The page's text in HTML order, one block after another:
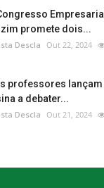
promete dois...
Descla Out 22, 2024
professores
a debater...
Descla Out 21, 2024